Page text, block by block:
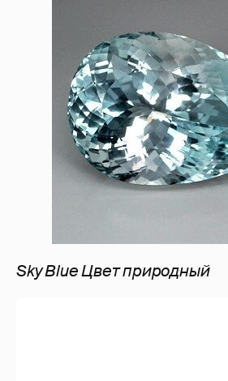
Sky Blue Цвет природный